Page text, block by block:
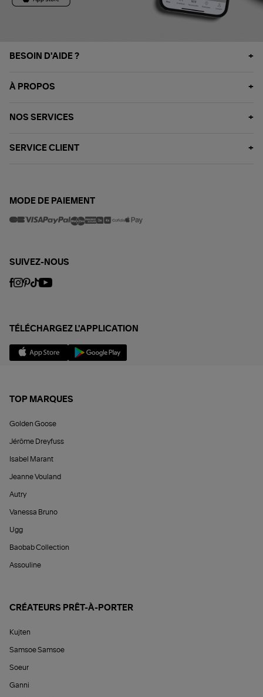
BESOIN D'AIDE ?
À PROPOS
NOS SERVICES
SERVICE CLIENT
MODE DE PAIEMENT
SUIVEZ-NOUS
TÉLÉCHARGEZ L'APPLICATION
TOP MARQUES
Golden Goose
Jérôme Dreyfuss
Isabel Marant
Jeanne Vouland
Autry
Vanessa Bruno
Ugg
Baobab Collection
Assouline
CRÉATEURS PRÊT-À-PORTER
Kujten
Samsoe Samsoe
Soeur
Ganni